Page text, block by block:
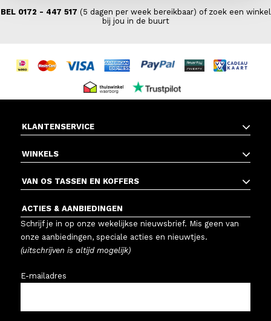
BEL 0172 - 447 517 (5 dagen per week bereikbaar) of zoek een winkel
bij jou in de buurt
KLANTENSERVICE
WINKELS
VAN OS TASSEN EN KOFFERS
ACTIES & AANBIEDINGEN
Schrijf je in op onze wekelijkse nieuwsbrief. Mis geen van
onze aanbiedingen, speciale acties en nieuwtjes.
(uitschrijven is altijd mogelijk)
E-mailadres